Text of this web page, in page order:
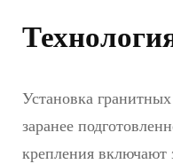
Установка
заранее
крепления включают